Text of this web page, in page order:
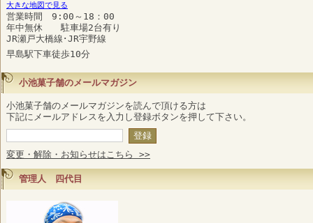
大きな地図で見る
営業時間 9:00～18：00
年中無休 駐車場2台有り
JR瀬戸大橋線･JR宇野線
早島駅下車徒歩10分
小池菓子舗のメールマガジン
小池菓子舗のメールマガジンを読んで頂ける方は
下記にメールアドレスを入力し登録ボタンを押して下さい。
変更・解除・お知らせはこちら >>
管理人 四代目